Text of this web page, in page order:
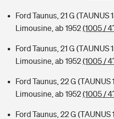
Ford Taunus, 21 G (TAUNUS
Limousine, ab 1952(1005 /
Ford Taunus, 21 G (TAUNUS
Limousine, ab 1952(1005 /
Ford Taunus, 22 G (TAUNUS
Limousine, ab 1952(1005 /
Ford Taunus, 22 G (TAUNUS